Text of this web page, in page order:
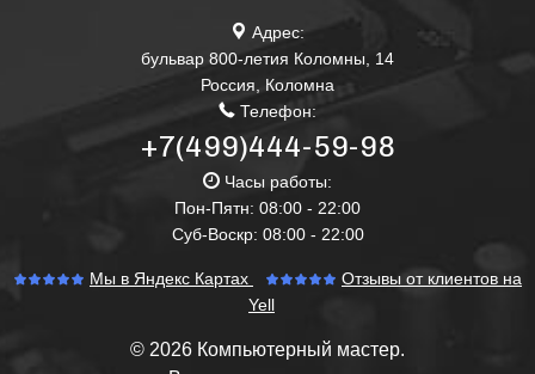
Адрес:
бульвар 800-летия Коломны, 14
Россия, Коломна
Телефон:
+7(499)444-59-98
Часы работы:
Пон-Пятн: 08:00 - 22:00
Суб-Воскр: 08:00 - 22:00
Мы в Яндекс Картах
Отзывы от клиентов на
Yell
© 2026 Компьютерный мастер.